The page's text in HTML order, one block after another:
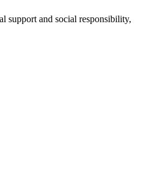
support and social responsibility,